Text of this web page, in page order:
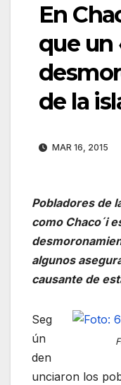
En
que un
de la
MAR 16, 2015
Pobladores de
como Chaco´i
algunos
causante de
Seg
ún
den
unciaron los